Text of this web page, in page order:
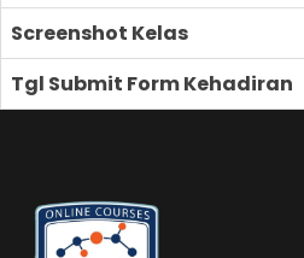
Screenshot Kelas
Tgl Submit Form Kehadiran